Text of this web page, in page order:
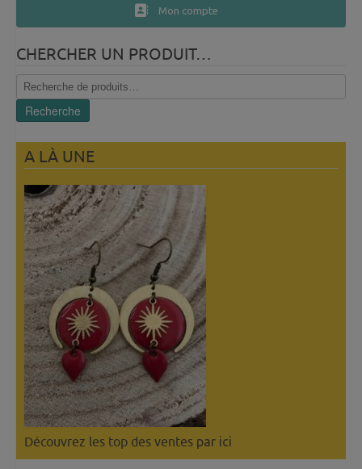
Mon compte
CHERCHER UN PRODUIT…
Recherche
pour :
Recherche
A LÀ UNE
Découvrez les top des ventes par ici